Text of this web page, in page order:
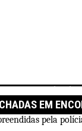
encomendas
EM